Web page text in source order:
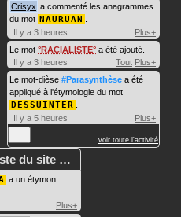
Crisyx a commenté les anagrammes
du mot NAURUAN .
Il y a 3 heures
Plus+
Le mot
RACIALISTE a été ajouté.
Il y a 3 heures
Tout Plus+
Le mot-dièse #Parasynthèse a été
appliqué à l'étymologie du mot
DESSUINTER .
Il y a 5 heures
Plus+
… voir toute l'activité
du site …
a un étymon
Plus+